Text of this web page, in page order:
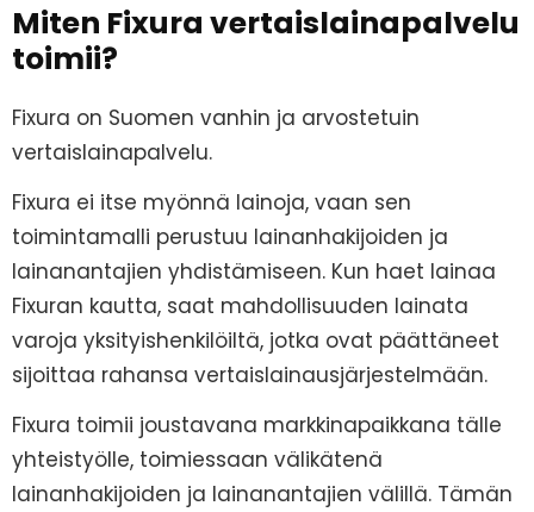
Miten Fixura vertaislainapalvelu
toimii?
Fixura on Suomen vanhin ja arvostetuin
vertaislainapalvelu.
Fixura ei itse myönnä lainoja, vaan sen
toimintamalli perustuu lainanhakijoiden ja
lainanantajien yhdistämiseen. Kun haet lainaa
Fixuran kautta, saat mahdollisuuden lainata
varoja yksityishenkilöiltä, jotka ovat päättäneet
sijoittaa rahansa vertaislainausjärjestelmään.
Fixura toimii joustavana markkinapaikkana tälle
yhteistyölle, toimiessaan välikätenä
lainanhakijoiden ja lainanantajien välillä. Tämän